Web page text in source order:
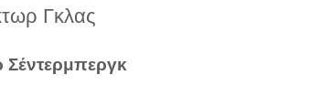
Γκλας
Σέντερμπεργκ